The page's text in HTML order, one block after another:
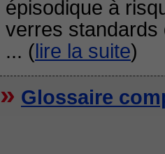
épisodique à
verres standards
... (lire la suite)
» Glossaire